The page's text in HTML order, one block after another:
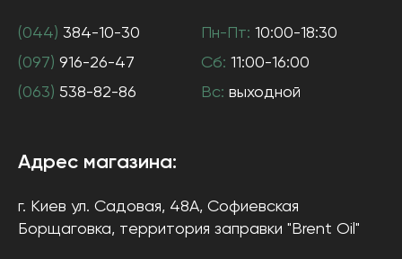
(044) 384-10-30
(097) 916-26-47
(063) 538-82-86
Пн-Пт: 10:00-18:30
Сб: 11:00-16:00
Вс: выходной
Адрес магазина:
г. Киев ул. Садовая, 48А, Софиевская
Борщаговка, территория заправки "Brent Oil"